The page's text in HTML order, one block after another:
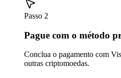
Passo 2
Pague com o método
Conclua o pagamento com
outras criptomoedas.